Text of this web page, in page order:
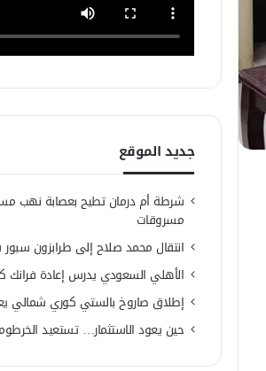
جديد الموقع
شرطة أم درمان تطيح بعصابة نهب
مسروقات
انتقال محمد صلاح إلى طرابزون
الأهلي السعودي يدرس إعادة فرانك
إطلاق صاروخ بالستي كوري شمالي يعيد
حين يعود الاستثمار… تستعيد